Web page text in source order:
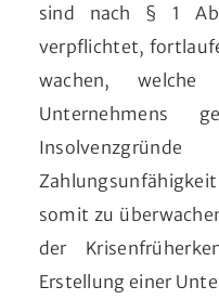
sind nach § 1
verpflichtet,
wachen,
Unternehmens
somit zu
der
Erstellung einer